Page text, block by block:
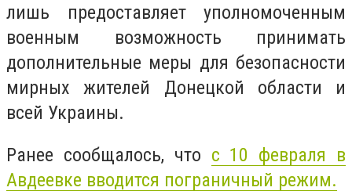
лишь предоставляет уполномоченным
военным возможность принимать
дополнительные меры для безопасности
мирных жителей Донецкой области и
всей Украины.
Ранее сообщалось, что с 10 февраля в
Авдеевке вводится пограничный режим.